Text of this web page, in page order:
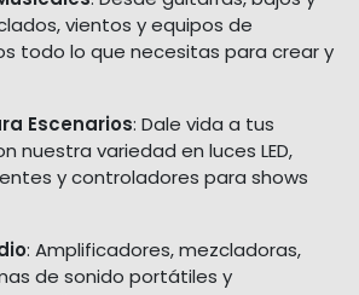
vientos y equipos de
todo lo que necesitas para crear y
Escenarios: Dale vida a tus
nuestra variedad en luces LED,
y controladores para shows
: Amplificadores, mezcladoras,
de sonido portátiles y